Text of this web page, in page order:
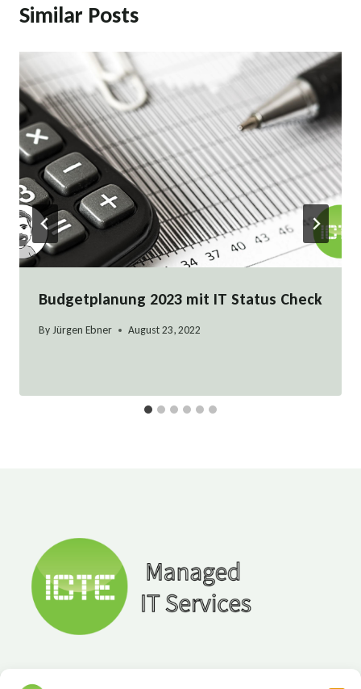
Similar Posts
Budgetplanung 2023 mit IT Status Check
ByJürgen Ebner August 23, 2022